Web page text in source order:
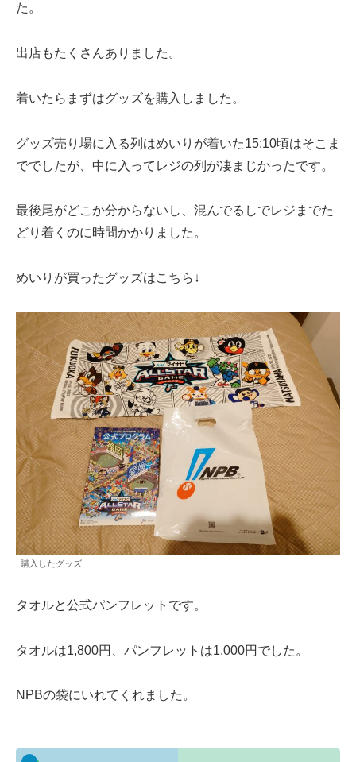
た。
出店もたくさんありました。
着いたらまずはグッズを購入しました。
グッズ売り場に入る列はめいりが着いた15:10頃はそこま
ででしたが、中に入ってレジの列が凄まじかったです。
最後尾がどこか分からないし、混んでるしでレジまでた
どり着くのに時間かかりました。
めいりが買ったグッズはこちら↓
購入したグッズ
タオルと公式パンフレットです。
タオルは1,800円、パンフレットは1,000円でした。
NPBの袋にいれてくれました。